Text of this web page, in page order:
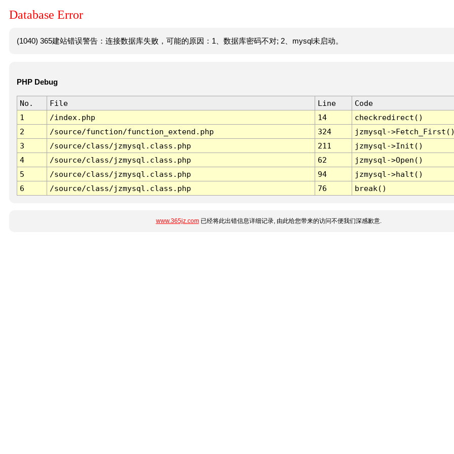
Database Error
(1040) 365建站错误警告：连接数据库失败，可能的原因：1、数据库密码不对; 2、mysql未启动。
PHP Debug
No. File Line
Code
1
/index.php 14
checkredirect()
2
/source/function/function_extend.php 324
jzmysql-
3
/source/class/jzmysql.class.php 211
jzmysql->Init()
4
/source/class/jzmysql.class.php 62
jzmysql->Open()
5
/source/class/jzmysql.class.php 94
jzmysql->halt()
6
/source/class/jzmysql.class.php 76 break()
www.365jz.com已经将此出错信息详细记录, 由此给您带来的访问不便我们深感歉意.